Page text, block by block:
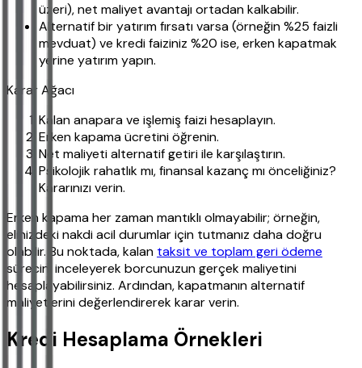
üzeri), net maliyet avantajı ortadan kalkabilir.
Alternatif bir yatırım fırsatı varsa (örneğin %25 faizli
mevduat) ve kredi faiziniz %20 ise, erken kapatmak
yerine yatırım yapın.
Karar Ağacı
Kalan anapara ve işlemiş faizi hesaplayın.
Erken kapama ücretini öğrenin.
Net maliyeti alternatif getiri ile karşılaştırın.
Psikolojik rahatlık mı, finansal kazanç mı önceliğiniz?
Kararınızı verin.
Erken kapama her zaman mantıklı olmayabilir; örneğin,
elinizdeki nakdi acil durumlar için tutmanız daha doğru
olabilir. Bu noktada, kalan taksit ve toplam geri ödeme
sürecini inceleyerek borcunuzun gerçek maliyetini
hesaplayabilirsiniz. Ardından, kapatmanın alternatif
maliyetlerini değerlendirerek karar verin.
Kredi Hesaplama Örnekleri